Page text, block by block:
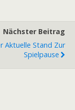
Nächster Beitrag
Aktuelle Stand Zur
Spielpause